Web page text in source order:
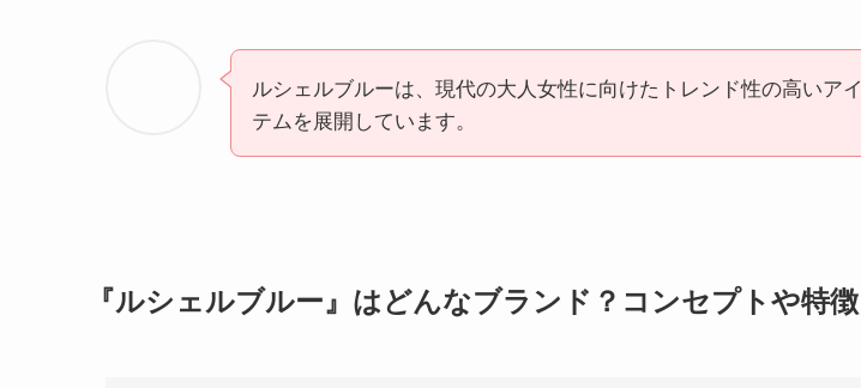
ルシェルブルーは、現代の大人女性に向けたトレンド性の高いアイ
テムを展開しています。
『ルシェルブルー』はどんなブランド？コンセプトや特徴